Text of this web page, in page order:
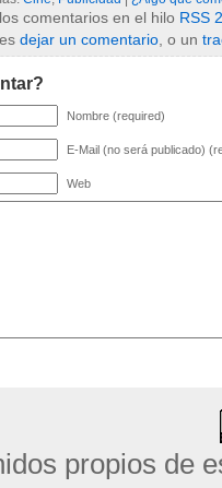
comentarios en el hilo RSS
dejar un comentario , o un
Nombre (required)
E-Mail (no será publicado)
Web
propios de